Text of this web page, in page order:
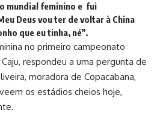
mundial feminino e fui
Deus vou ter de voltar à China
que eu tinha, né”.
no primeiro campeonato
respondeu a uma pergunta de
moradora de Copacabana,
os estádios cheios hoje,